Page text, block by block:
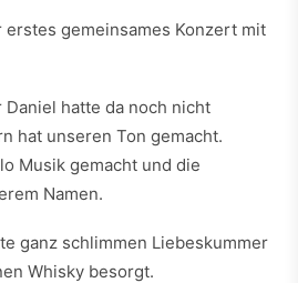
erstes gemeinsames Konzert mit
Daniel hatte da noch nicht
hat unseren Ton gemacht.
Musik gemacht und die
Namen.
ganz schlimmen Liebeskummer
Whisky besorgt.